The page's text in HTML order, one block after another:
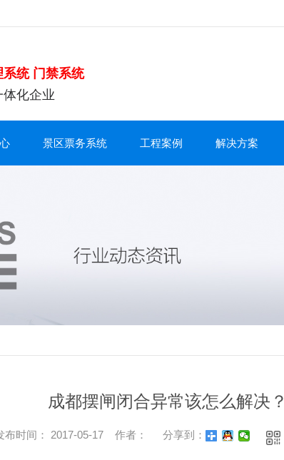
统 门禁系统
化企业
景区票务系统 工程案例 解决方案
成都摆闸闭合异常该怎么解决？
布时间： 2017-05-17 作者： 分享到：